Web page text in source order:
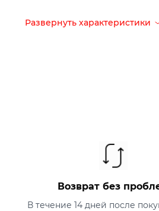
Вес
Развернуть характеристики
Возврат без
В течение 14 дней после